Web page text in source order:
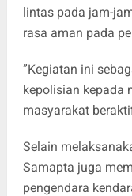
lintas pada jam-
rasa aman pada
”Kegiatan ini
kepolisian kepada
masyarakat
Selain
Samapta juga
pengendara